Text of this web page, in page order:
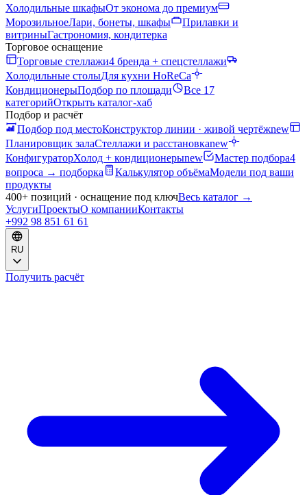
Холодильные шкафыОт эконома до премиум
МорозильноеЛари, бонеты, шкафы
Прилавки и
витриныГастрономия, кондитерка
Торговое оснащение
Торговые стеллажи4 бренда + спецстеллажи
Холодильные столыДля кухни HoReCa
КондиционерыПодбор по площади
Все 17
категорийОткрыть каталог-хаб
Подбор и расчёт
Подбор под местоКонструктор линии · живой чертёжnew
Планировщик залаСтеллажи и расстановкаnew
КонфигураторХолод + кондиционерыnew Мастер подбора4
вопроса → подборка
Калькулятор объёмаМодели под ваши
продукты
400+ позиций · оснащение под ключВесь каталог →
УслугиПроектыО компанииКонтакты
+992 98 851 61 61
RU
Получить расчёт